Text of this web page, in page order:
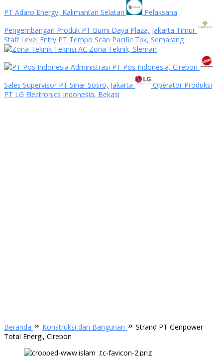
PT Adaro Energy, Kalimantan Selatan
Pelaksana
Pengembangan Produk PT Bumi Daya Plaza, Jakarta Timur
Staff Level Entry PT Tempo Scan Pacific Tbk, Semarang
Teknisi AC Zona Teknik, Sleman
Administrasi PT Pos Indonesia, Cirebon
Sales Supervisor PT Sinar Sosro, Jakarta
Operator Produksi
PT LG Electronics Indonesia, Bekasi
Beranda Konstruksi dan Bangunan
Strand PT Genpower
Total Energi, Cirebon